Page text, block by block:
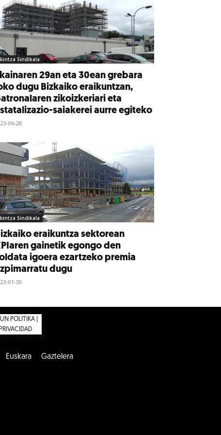
Sindikala
29an eta 30ean grebara
dugu Bizkaiko eraikuntzan,
zikoizkeriari eta
saiakerei aurre egiteko
06-28
Sindikala
eraikuntza sektorean
gainetik egongo den
igoera ezartzeko premia
dugu
01-30
POLITIKA |
Euskara Gaztelera